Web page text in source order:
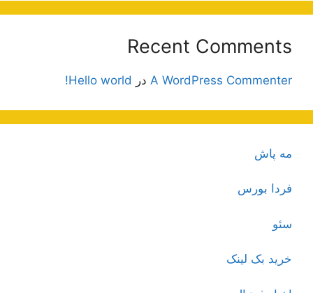
Recent Comments
A WordPress Commenter در Hello world!
مه پاش
فردا بورس
سئو
خرید بک لینک